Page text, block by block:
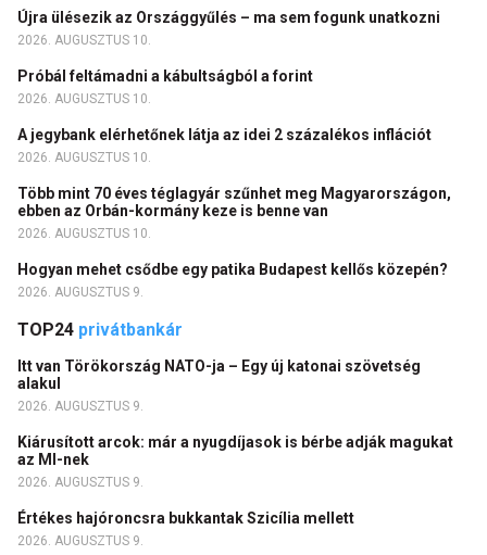
Újra ülésezik az Országgyűlés – ma sem fogunk unatkozni
2026. AUGUSZTUS 10.
Próbál feltámadni a kábultságból a forint
2026. AUGUSZTUS 10.
A jegybank elérhetőnek látja az idei 2 százalékos inflációt
2026. AUGUSZTUS 10.
Több mint 70 éves téglagyár szűnhet meg Magyarországon,
ebben az Orbán-kormány keze is benne van
2026. AUGUSZTUS 10.
Hogyan mehet csődbe egy patika Budapest kellős közepén?
2026. AUGUSZTUS 9.
TOP24 privátbankár
Itt van Törökország NATO-ja – Egy új katonai szövetség
alakul
2026. AUGUSZTUS 9.
Kiárusított arcok: már a nyugdíjasok is bérbe adják magukat
az MI-nek
2026. AUGUSZTUS 9.
Értékes hajóroncsra bukkantak Szicília mellett
2026. AUGUSZTUS 9.